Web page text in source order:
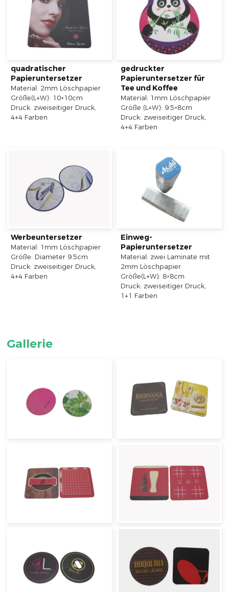
quadratischer
Papieruntersetzer
Material: 2mm Löschpapier
Größe(L+W): 10×10cm
Druck: zweiseitiger Druck,
4+4 Farben
gedruckter
Papieruntersetzer für
Tee und Koffee
Material: 1mm Löschpapier
Größe (L+W): 9.5×8cm
Druck: zweiseitiger Druck,
4+4 Farben
Werbeuntersetzer
Material: 1mm Löschpapier
Größe: Diameter 9.5cm
Druck: zweiseitiger Druck,
4+4 Farben
Einweg-
Papieruntersetzer
Material: zwei Laminate mit
2mm Löschpapier
Größe(L+W): 8×8cm
Druck: zweiseitiger Druck,
1+1 Farben
Gallerie